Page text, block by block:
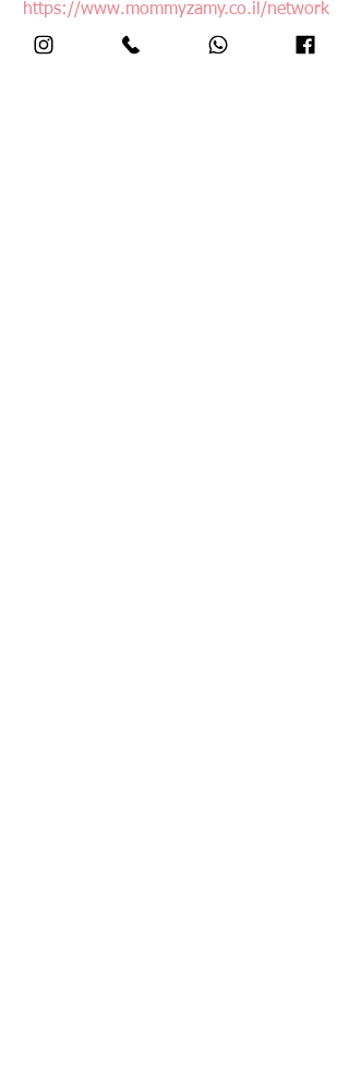
https://www.mommyzamy.co.il/network
ing